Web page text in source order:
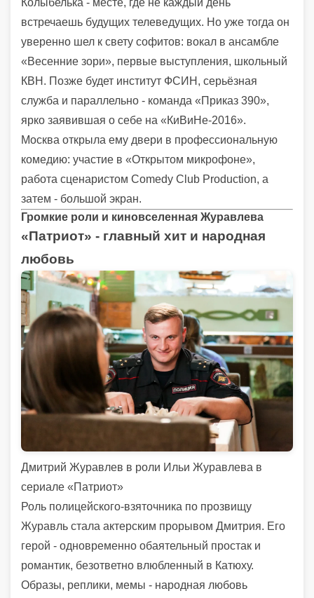
встречаешь будущих телеведущих. Но уже тогда он
уверенно шел к свету софитов: вокал в ансамбле
«Весенние зори», первые выступления, школьный
КВН. Позже будет институт ФСИН, серьёзная
служба и параллельно - команда «Приказ 390»,
ярко заявившая о себе на «КиВиНе-2016».
Москва открыла ему двери в профессиональную
комедию: участие в «Открытом микрофоне»,
работа сценаристом Comedy Club Production, а
затем - большой экран.
Громкие роли и киновселенная Журавлева
«Патриот» - главный хит и народная
любовь
Дмитрий Журавлев в роли Ильи Журавлева в
сериале «Патриот»
Роль полицейского-взяточника по прозвищу
Журавль стала актерским прорывом Дмитрия. Его
герой - одновременно обаятельный простак и
романтик, безответно влюбленный в Катюху.
Образы, реплики, мемы - народная любовь